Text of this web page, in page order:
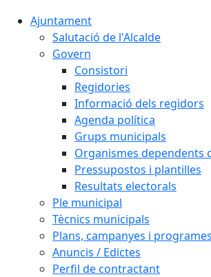
Ajuntament
Salutació de l'Alcalde
Govern
Consistori
Regidories
Informació dels regidors
Agenda política
Grups municipals
Organismes dependents
Pressupostos i plantilles
Resultats electorals
Ple municipal
Tècnics municipals
Plans, campanyes i programes
Anuncis / Edictes
Perfil de contractant